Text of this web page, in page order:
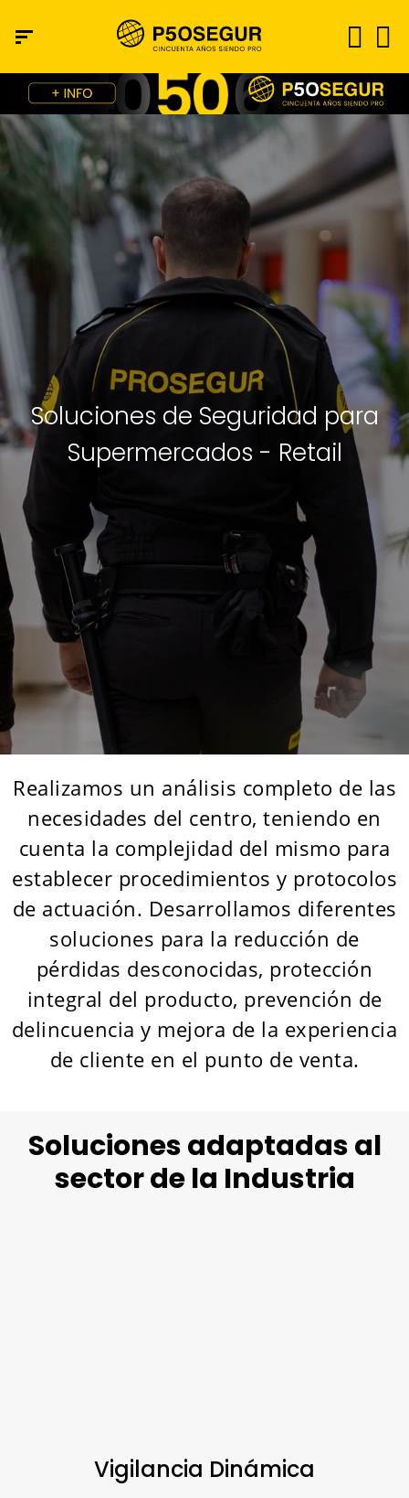
Soluciones de Seguridad para
Supermercados - Retail
Realizamos un análisis completo de las
necesidades del centro, teniendo en
cuenta la complejidad del mismo para
establecer procedimientos y protocolos
de actuación. Desarrollamos diferentes
soluciones para la reducción de
pérdidas desconocidas, protección
integral del producto, prevención de
delincuencia y mejora de la experiencia
de cliente en el punto de venta.
Soluciones adaptadas al
sector de la Industria
Vigilancia Dinámica